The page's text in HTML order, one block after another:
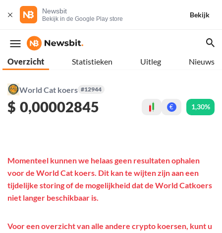
Newsbit
Bekijk in de Google Play store
Bekijk
Overzicht Statistieken Uitleg Nieuws
World Cat koers #12944
$ 0,00002845 € 1,30%
Momenteel kunnen we helaas geen resultaten ophalen
voor de World Cat koers. Dit kan te wijten zijn aan een
tijdelijke storing of de mogelijkheid dat de World Catkoers
niet langer beschikbaar is.
Voor een overzicht van alle andere crypto koersen, kunt u